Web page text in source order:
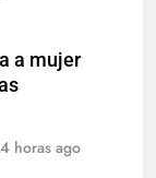
a mujer
horas ago